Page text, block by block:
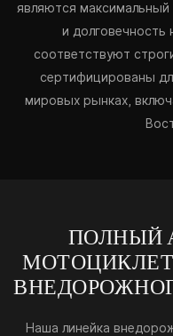
являются
и долговечность
соответствуют
сертифицированы
мировых рынках,
ПОЛНЫЙ
Наша линейка